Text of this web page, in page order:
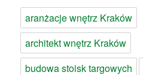
aranżacje wnętrz Kraków
architekt wnętrz Kraków
budowa stoisk targowych